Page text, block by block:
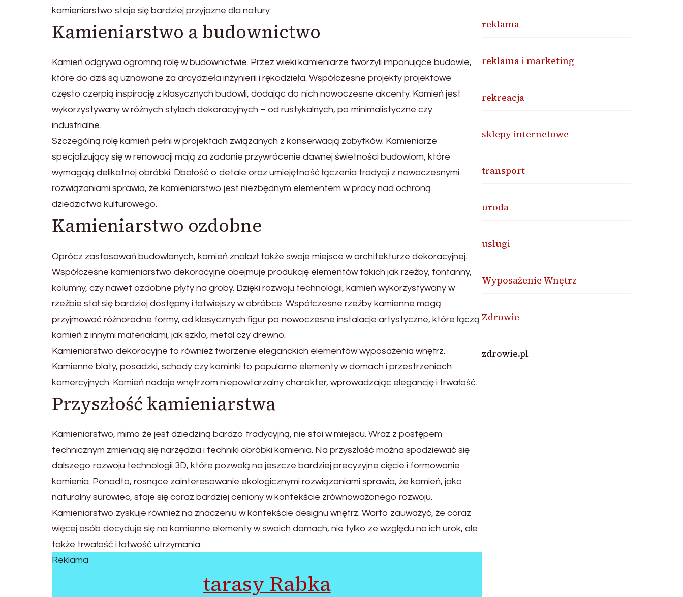
kamieniarstwo staje się bardziej przyjazne dla natury.
Kamieniarstwo a budownictwo
Kamień odgrywa ogromną rolę w budownictwie. Przez wieki kamieniarze tworzyli imponujące budowle,
które do dziś są uznawane za arcydzieła inżynierii i rękodzieła. Współczesne projekty projektowe
często czerpią inspirację z klasycznych budowli, dodając do nich nowoczesne akcenty. Kamień jest
wykorzystywany w różnych stylach dekoracyjnych – od rustykalnych, po minimalistyczne czy
industrialne.
Szczególną rolę kamień pełni w projektach związanych z konserwacją zabytków. Kamieniarze
specjalizujący się w renowacji mają za zadanie przywrócenie dawnej świetności budowlom, które
wymagają delikatnej obróbki. Dbałość o detale oraz umiejętność łączenia tradycji z nowoczesnymi
rozwiązaniami sprawia, że kamieniarstwo jest niezbędnym elementem w pracy nad ochroną
dziedzictwa kulturowego.
Kamieniarstwo ozdobne
Oprócz zastosowań budowlanych, kamień znalazł także swoje miejsce w architekturze dekoracyjnej.
Współczesne kamieniarstwo dekoracyjne obejmuje produkcję elementów takich jak rzeźby, fontanny,
kolumny, czy nawet ozdobne płyty na groby. Dzięki rozwoju technologii, kamień wykorzystywany w
rzeźbie stał się bardziej dostępny i łatwiejszy w obróbce. Współczesne rzeźby kamienne mogą
przyjmować różnorodne formy, od klasycznych figur po nowoczesne instalacje artystyczne, które łączą
kamień z innymi materiałami, jak szkło, metal czy drewno.
Kamieniarstwo dekoracyjne to również tworzenie eleganckich elementów wyposażenia wnętrz.
Kamienne blaty, posadzki, schody czy kominki to popularne elementy w domach i przestrzeniach
komercyjnych. Kamień nadaje wnętrzom niepowtarzalny charakter, wprowadzając elegancję i trwałość.
Przyszłość kamieniarstwa
Kamieniarstwo, mimo że jest dziedziną bardzo tradycyjną, nie stoi w miejscu. Wraz z postępem
technicznym zmieniają się narzędzia i techniki obróbki kamienia. Na przyszłość można spodziewać się
dalszego rozwoju technologii 3D, które pozwolą na jeszcze bardziej precyzyjne cięcie i formowanie
kamienia. Ponadto, rosnące zainteresowanie ekologicznymi rozwiązaniami sprawia, że kamień, jako
naturalny surowiec, staje się coraz bardziej ceniony w kontekście zrównoważonego rozwoju.
Kamieniarstwo zyskuje również na znaczeniu w kontekście designu wnętrz. Warto zauważyć, że coraz
więcej osób decyduje się na kamienne elementy w swoich domach, nie tylko ze względu na ich urok, ale
także trwałość i łatwość utrzymania.
Reklama
tarasy Rabka
reklama
reklama i marketing
rekreacja
sklepy internetowe
transport
uroda
usługi
Wyposażenie Wnętrz
Zdrowie
zdrowie.pl